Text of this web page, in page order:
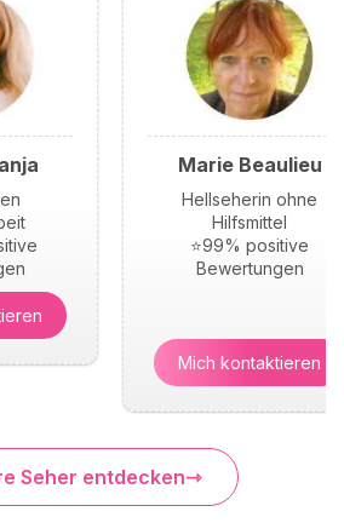
Marie Beaulieu
Hellseherin ohne
Hilfsmittel
⭐99% positive
Bewertungen
Mich kontaktieren
Seher entdecken